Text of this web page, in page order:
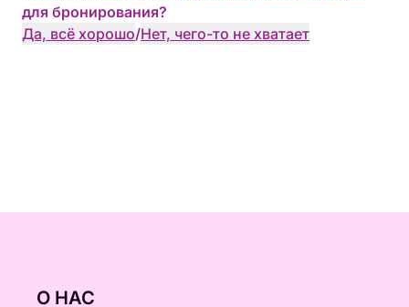
для бронирования?
Да, всё хорошо/Нет, чего-то не хватает
О НАС